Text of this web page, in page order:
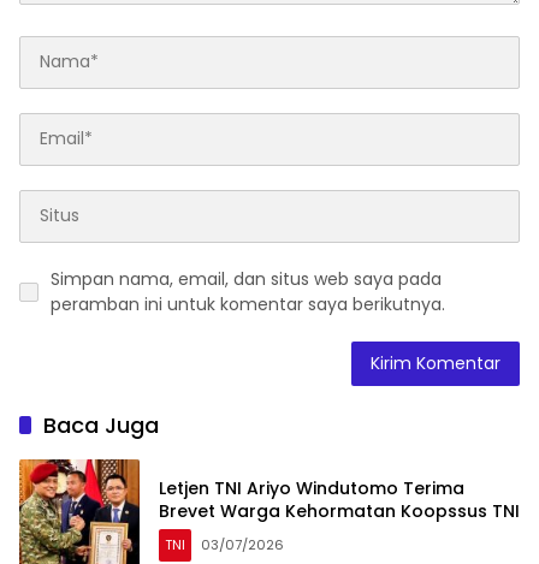
Simpan nama, email, dan situs web saya pada
peramban ini untuk komentar saya berikutnya.
Baca Juga
Letjen TNI Ariyo Windutomo Terima
Brevet Warga Kehormatan Koopssus TNI
TNI 03/07/2026